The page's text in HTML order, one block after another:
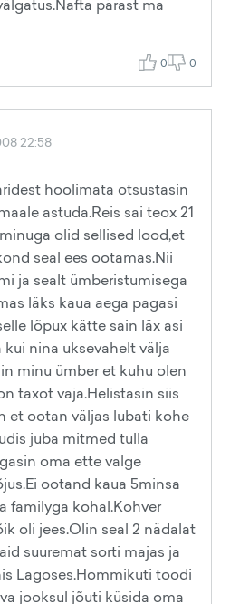
pärast ma
0 0
22:58
hoolimata otsustasin
astuda.Reis sai teox 21
olid sellised lood,et
seal ees ootamas.Nii
ja sealt ümberistumisega
läks kaua aega pagasi
lõpux kätte sain läx asi
nina uksevahelt välja
minu ümber et kuhu olen
taxot vaja.Helistasin siis
et ootan väljas lubati kohe
juba mitmed tulla
oma ette valge
ootand kaua 5minsa
familyga kohal.Kohver
oli jees.Olin seal 2 nädalat
suuremat sorti majas ja
Lagoses.Hommikuti toodi
jooksul jõuti küsida oma